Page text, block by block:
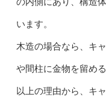
の内側にあり、構造
います。
木造の場合なら、キ
や間柱に金物を留め
以上の理由から、キ